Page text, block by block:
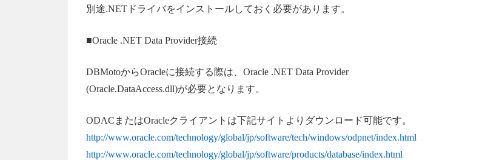
別途.NETドライバをインストールしておく必要があります。
■Oracle .NET Data Provider接続
DBMotoからOracleに接続する際は、Oracle .NET Data Provider
(Oracle.DataAccess.dll)が必要となります。
ODACまたはOracleクライアントは下記サイトよりダウンロード可能です。
http://www.oracle.com/technology/global/jp/software/tech/windows/odpnet/index.html
http://www.oracle.com/technology/global/jp/software/products/database/index.html